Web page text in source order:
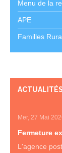
Menu de la
APE
Familles
ACTUALITÉS
Mer, 27 Mai
Fermeture
L'agence